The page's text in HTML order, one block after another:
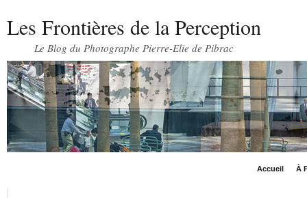
Les Frontières de la Perception
Le Blog du Photographe Pierre-Elie de Pibrac
Accueil À